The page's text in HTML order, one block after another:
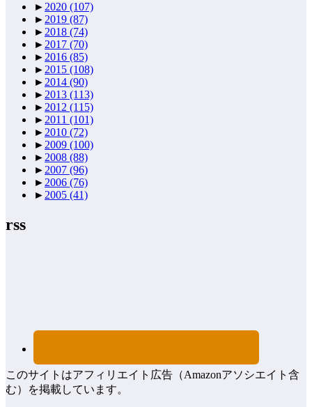
► 2020 (107)
► 2019 (87)
► 2018 (74)
► 2017 (70)
► 2016 (85)
► 2015 (108)
► 2014 (90)
► 2013 (113)
► 2012 (115)
► 2011 (101)
► 2010 (72)
► 2009 (100)
► 2008 (88)
► 2007 (96)
► 2006 (76)
► 2005 (41)
rss
このサイトはアフィリエイト広告（Amazonアソシエイト含
む）を掲載しています。